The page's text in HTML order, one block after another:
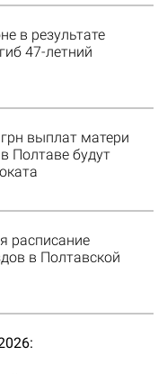
в результате
47-летний
выплат матери
Полтаве будут
расписание
в Полтавской